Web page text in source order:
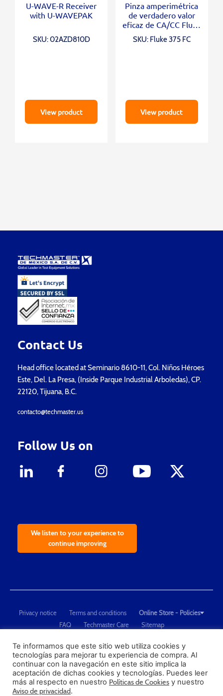
U-WAVE-R Receiver
with U-WAVEPAK
SKU: 02AZD810D
View product
Pinza amperimétrica
de verdadero valor
eficaz de CA/CC Fluke
375 FC
SKU: Fluke 375 FC
View product
Contact Us
Head office located at Seminario 8610-11, Col. Niños Héroes
Este, Del. La Presa, (Inside Parque Industrial Arboledas), CP.
22120, Tijuana, B.C.
contacto@techmaster.us
Follow Us on
We listen to your experience to
continue improving
Privacy notice Terms and conditions
Online Store - Policies
FAQ
Techmaster Care
Sitemap
"Techmaster de México is The Global Leader in Test Equipment Solutions -
Calibration, Dimensional Measurement and Testing"
PROFECO
CONDUSEF
Te informamos que este sitio web utiliza cookies y
tecnologías para mejorar tu experiencia de compra. Al
continuar con la navegación en este sitio implica la
aceptación de dichas cookies y tecnologías. Puedes leer
más al respecto en nuestro Políticas de Cookies y nuestro
Aviso de privacidad.